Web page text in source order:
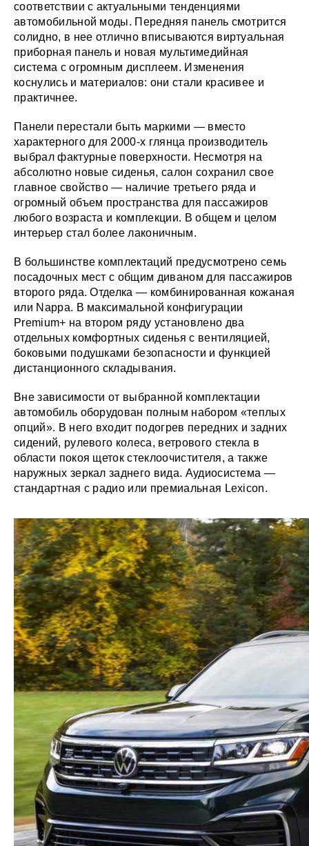
соответствии с актуальными тенденциями
автомобильной моды. Передняя панель смотрится
солидно, в нее отлично вписываются виртуальная
приборная панель и новая мультимедийная
система с огромным дисплеем. Изменения
коснулись и материалов: они стали красивее и
практичнее.
Панели перестали быть маркими — вместо
характерного для 2000-х глянца производитель
выбрал фактурные поверхности. Несмотря на
абсолютно новые сиденья, салон сохранил свое
главное свойство — наличие третьего ряда и
огромный объем пространства для пассажиров
любого возраста и комплекции. В общем и целом
интерьер стал более лаконичным.
В большинстве комплектаций предусмотрено семь
посадочных мест с общим диваном для пассажиров
второго ряда. Отделка — комбинированная кожаная
или Nappa. В максимальной конфигурации
Premium+ на втором ряду установлено два
отдельных комфортных сиденья с вентиляцией,
боковыми подушками безопасности и функцией
дистанционного складывания.
Вне зависимости от выбранной комплектации
автомобиль оборудован полным набором «теплых
опций». В него входит подогрев передних и задних
сидений, рулевого колеса, ветрового стекла в
области покоя щеток стеклоочистителя, а также
наружных зеркал заднего вида. Аудиосистема —
стандартная с радио или премиальная Lexicon.